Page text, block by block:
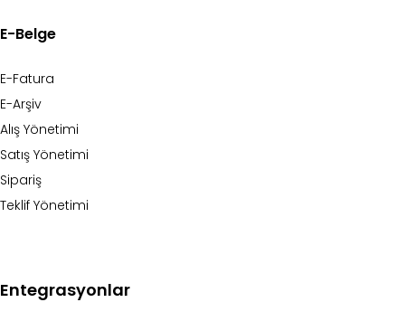
E-Belge
E-Fatura
E-Arşiv
Alış Yönetimi
Satış Yönetimi
Sipariş
Teklif Yönetimi
Entegrasyonlar